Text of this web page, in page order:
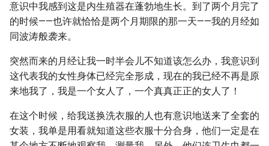
意识中我感到这是内生殖器在蓬勃地生长。到了两个月完了
的时候——也许就恰恰是两个月期限的那一天——我的月经如
同波涛般袭来。
突然而来的月经让我一时半会儿不知道该怎么办，我意识到
这代表我的女性身体已经完全形成，现在的我已经不再是原
来地我了，我是一个女人了，一个真真正正的女人了！
在这个时候，给我送换洗衣服的人也有意识地送来了全套的
女装，我单是用看就知道这些衣服十分合身，他们一定是在